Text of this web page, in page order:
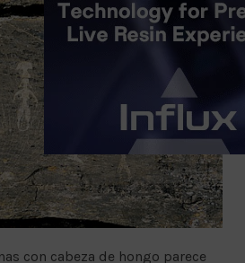
con cabeza de hongo parece